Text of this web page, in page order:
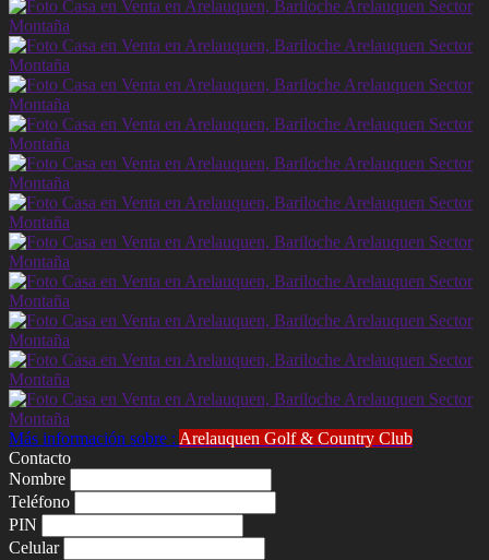
Más información sobre : Arelauquen Golf & Country Club
Contacto
Nombre
Teléfono
PIN
Celular